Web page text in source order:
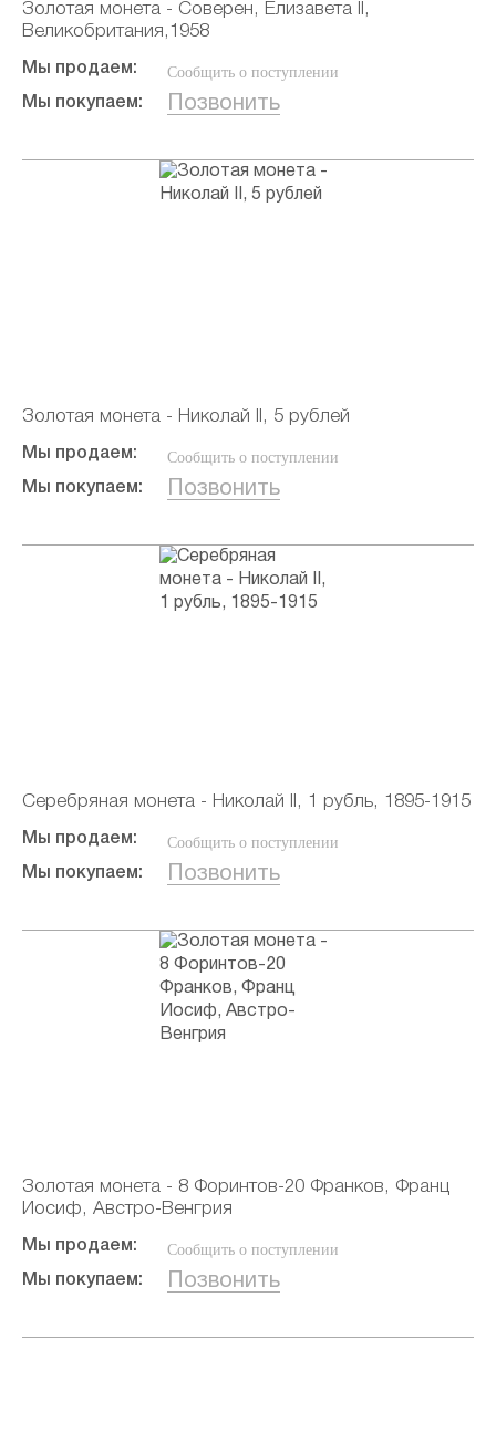
Золотая монета - Соверен, Елизавета II,
Великобритания,1958
Мы продаем: Сообщить о поступлении
Мы покупаем: Позвонить
Золотая монета - Николай II, 5 рублей
Мы продаем: Сообщить о поступлении
Мы покупаем: Позвонить
Серебряная монета - Николай II, 1 рубль, 1895-1915
Мы продаем: Сообщить о поступлении
Мы покупаем: Позвонить
Золотая монета - 8 Форинтов-20 Франков, Франц
Иосиф, Австро-Венгрия
Мы продаем: Сообщить о поступлении
Мы покупаем: Позвонить